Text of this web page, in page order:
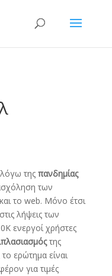
της πανδημίας
των
το web. Μόνο έτσι
λήψεις των
ενεργοί χρήστες
της
ερώτημα είναι
για τιμές